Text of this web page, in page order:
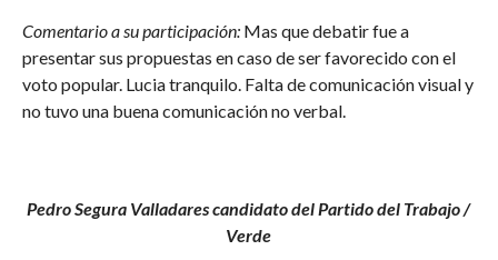
Comentario a su participación: Mas que debatir fue a
presentar sus propuestas en caso de ser favorecido con el
voto popular. Lucia tranquilo. Falta de comunicación visual y
no tuvo una buena comunicación no verbal.
Pedro Segura Valladares candidato del Partido del Trabajo /
Verde